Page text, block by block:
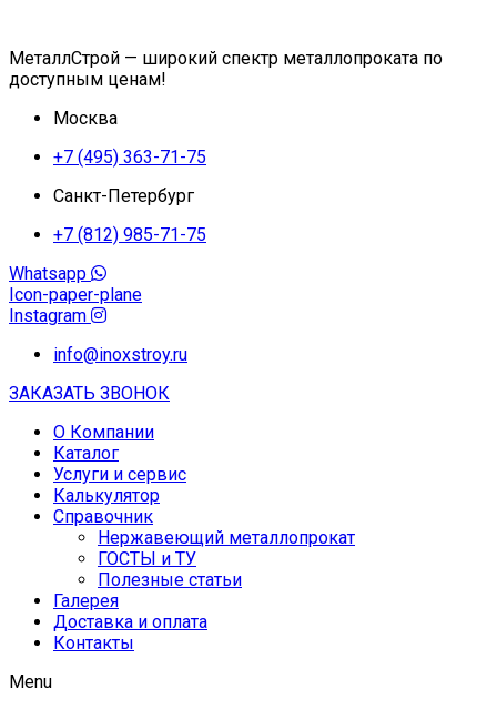
МеталлСтрой — широкий спектр металлопроката по
доступным ценам!
Москва
+7 (495) 363-71-75
Санкт-Петербург
+7 (812) 985-71-75
Whatsapp
Icon-paper-plane
Instagram
info@inoxstroy.ru
ЗАКАЗАТЬ ЗВОНОК
О Компании
Каталог
Услуги и сервис
Калькулятор
Справочник
Нержавеющий металлопрокат
ГОСТЫ и ТУ
Полезные статьи
Галерея
Доставка и оплата
Контакты
Menu